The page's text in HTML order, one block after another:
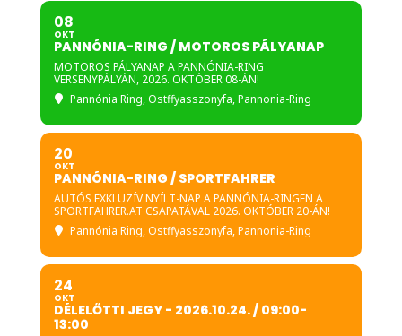
08
OKT
PANNÓNIA-RING / MOTOROS PÁLYANAP
MOTOROS PÁLYANAP A PANNÓNIA-RING
VERSENYPÁLYÁN, 2026. OKTÓBER 08-ÁN!
Pannónia Ring, Ostffyasszonyfa, Pannonia-Ring
20
OKT
PANNÓNIA-RING / SPORTFAHRER
AUTÓS EXKLUZÍV NYÍLT-NAP A PANNÓNIA-RINGEN A
SPORTFAHRER.AT CSAPATÁVAL 2026. OKTÓBER 20-ÁN!
Pannónia Ring, Ostffyasszonyfa, Pannonia-Ring
24
OKT
DÉLELŐTTI JEGY - 2026.10.24. / 09:00-
13:00